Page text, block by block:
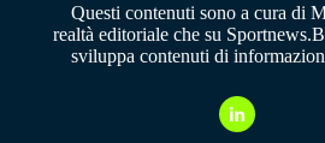
Questi contenuti sono a cura di
realtà editoriale che su
sviluppa contenuti di